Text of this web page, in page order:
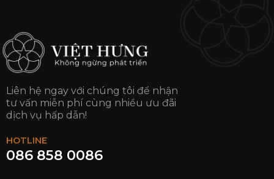
Liên hệ ngay với chúng tôi để nhận
tư vấn miễn phí cùng nhiều ưu đãi
dịch vụ hấp dẫn!
HOTLINE
086 858 0086